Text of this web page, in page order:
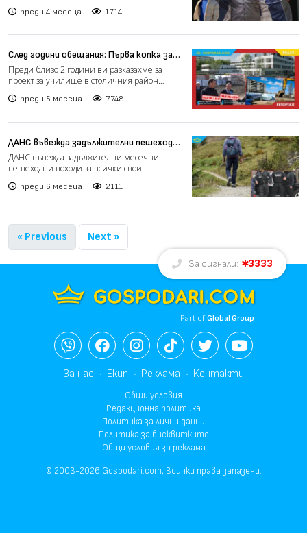
преди 4 месеца 1714
След години обещания: Първа копка за
ново училище в столичния район
"Студентски" (РЕПОРТАЖ)
Преди близо 2 години ви разказахме за
проект за училище в столичния район
преди 5 месеца 7748
ДАНС въвежда задължителни пешеходни
походи за служителите си
ДАНС въвежда задължителни месечни
пешеходни походи за всички свои
преди 6 месеца 2111
« Previous Next »
За сигнали: 3333
Part ofGlobal Group
За нас Екип Реклама Контакти
Общи условия
Редакционна политика
Политика за лични данни
Политика за бисквитките
Общи условия за реклама
© 2003-2026 Gospodari.com, Всички права запазени.